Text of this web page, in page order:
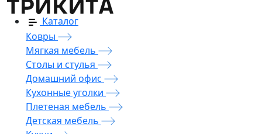
Каталог
Ковры
Мягкая мебель
Столы и стулья
Домашний офис
Кухонные уголки
Плетеная мебель
Детская мебель